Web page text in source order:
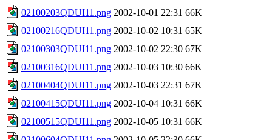
02100203QDUI11.png 2002-10-01 22:31 66K
02100216QDUI11.png 2002-10-02 10:31 65K
02100303QDUI11.png 2002-10-02 22:30 67K
02100316QDUI11.png 2002-10-03 10:30 66K
02100404QDUI11.png 2002-10-03 22:31 67K
02100415QDUI11.png 2002-10-04 10:31 66K
02100515QDUI11.png 2002-10-05 10:31 66K